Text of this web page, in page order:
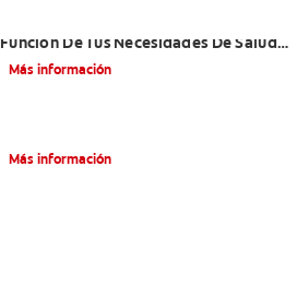
Función De Tus Necesidades De Salud
Oral
Más información
Más información